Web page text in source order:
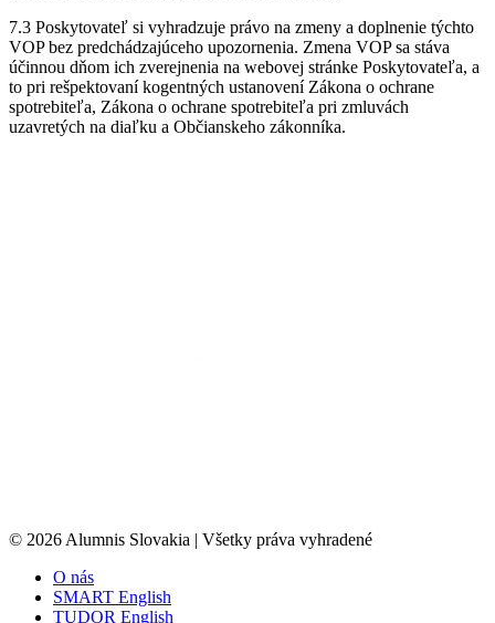
7.3 Poskytovateľ si vyhradzuje právo na zmeny a doplnenie týchto
VOP bez predchádzajúceho upozornenia. Zmena VOP sa stáva
účinnou dňom ich zverejnenia na webovej stránke Poskytovateľa, a
to pri rešpektovaní kogentných ustanovení Zákona o ochrane
spotrebiteľa, Zákona o ochrane spotrebiteľa pri zmluvách
uzavretých na diaľku a Občianskeho zákonníka.
© 2026 Alumnis Slovakia | Všetky práva vyhradené
O nás
SMART English
TUDOR English